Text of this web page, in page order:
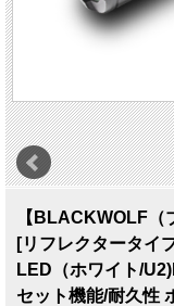
【BLACKWOLF
[リフレクタータイ
LED（ホワイト/
セット機能/耐久性